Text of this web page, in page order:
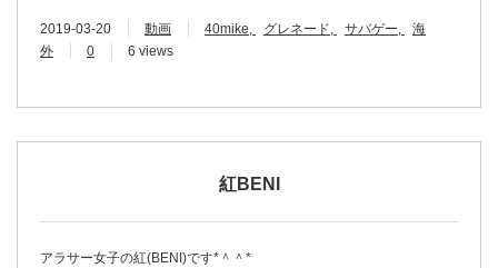
2019-03-20 動画 40mike グレネード サバゲー
海
外
0 6 views
紅BENI
アラサー女子の紅(BENI)です*＾＾*